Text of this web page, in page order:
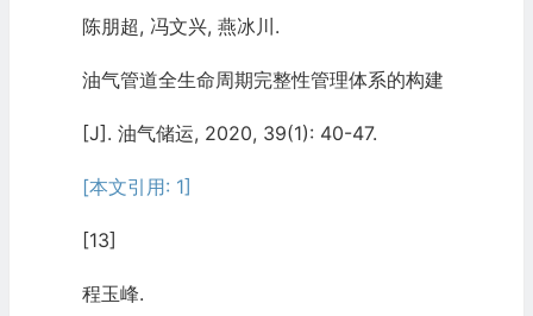
陈朋超, 冯文兴, 燕冰川.
油气管道全生命周期完整性管理体系的构建
[J]. 油气储运, 2020, 39(1): 40-47.
[本文引用: 1]
[13]
程玉峰.